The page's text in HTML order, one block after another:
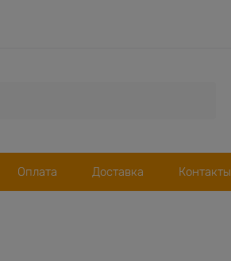
Оплата Доставка Контакты